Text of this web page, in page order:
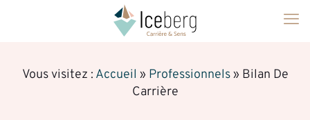
Vous visitez : Accueil » Professionnels» Bilan De
Carrière